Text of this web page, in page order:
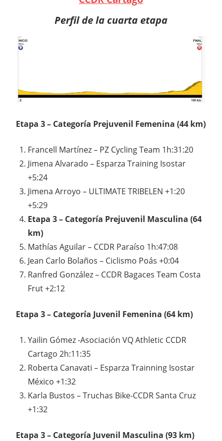
Perfil de la cuarta etapa
Etapa 3 – Categoría Prejuvenil Femenina (44 km)
Francell Martínez – PZ Cycling Team 1h:31:20
Jimena Alvarado – Esparza Training Isostar
+5:24
Jimena Arroyo – ULTIMATE TRIBELEN +1:20
+5:29
Etapa 3 – Categoría Prejuvenil Masculina (64
km)
Mathías Aguilar – CCDR Paraíso 1h:47:08
Jean Carlo Bolaños – Ciclismo Poás +0:04
Ranfred González – CCDR Bagaces Team Costa
Frut +2:12
Etapa 3 – Categoría Juvenil Femenina (64 km)
Yailin Gómez -Asociación VQ Athletic CCDR
Cartago 2h:11:35
Roberta Canavati – Esparza Trainning Isostar
México +1:32
Karla Bustos – Truchas Bike-CCDR Santa Cruz
+1:32
Etapa 3 – Categoría Juvenil Masculina (93 km)